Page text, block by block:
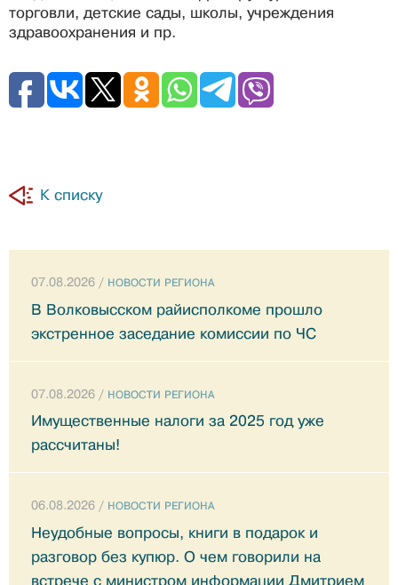
торговли, детские сады, школы, учреждения
здравоохранения и пр.
К списку
07.08.2026 / НОВОСТИ РЕГИОНА
В Волковысском райисполкоме прошло
экстренное заседание комиссии по ЧС
07.08.2026 / НОВОСТИ РЕГИОНА
Имущественные налоги за 2025 год уже
рассчитаны!
06.08.2026 / НОВОСТИ РЕГИОНА
Неудобные вопросы, книги в подарок и
разговор без купюр. О чем говорили на
встрече с министром информации Дмитрием